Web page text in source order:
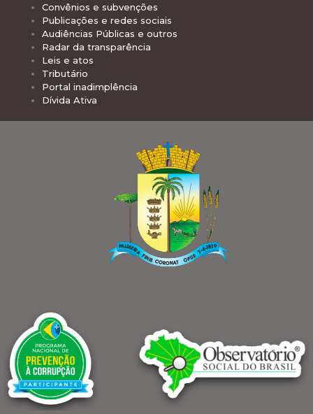
Convênios e subvenções
Publicações e redes sociais
Audiências Públicas e outros
Radar da transparência
Leis e atos
Tributário
Portal inadimplência
Dívida Ativa